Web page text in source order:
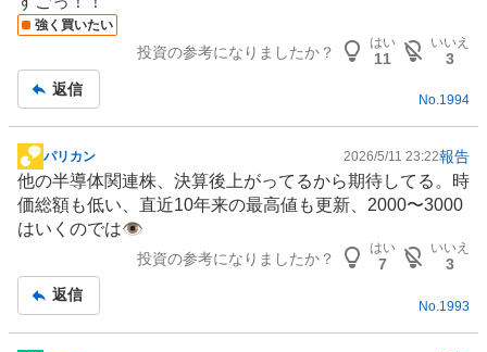
記
事
強く買いたい
投資の参考になりましたか？
はい
11
いいえ
3
返信
No.1994
掲
示
板
記
パリカン 2026/5/11 23:22報告
他の半導体関連株、決算後上がってるから期待してる。時
価総額も低い、直近10年来の最高値も更新、2000〜3000
はいくのでは👁️
投資の参考になりましたか？
はい
7
いいえ
3
返信
No. 1993